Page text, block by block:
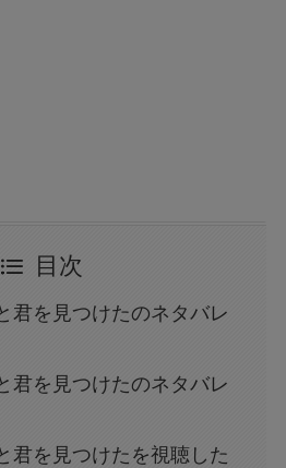
目次
君を見つけたのネタバレ
君を見つけたのネタバレ
君を見つけたを視聴した